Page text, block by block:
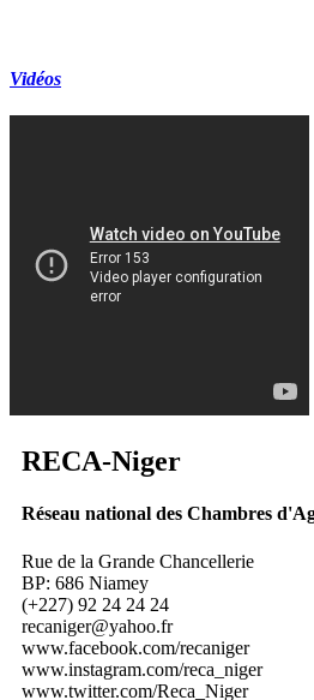
Vidéos
RECA-Niger
Réseau national des Chambres
Rue de la Grande Chancellerie
BP: 686 Niamey
(+227) 92 24 24 24
recaniger@yahoo.fr
www.facebook.com/recaniger
www.instagram.com/reca_niger
www.twitter.com/Reca_Niger